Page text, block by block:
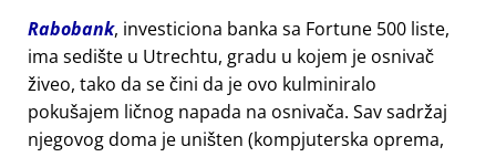
Rabobank, investiciona banka sa Fortune 500 liste,
ima sedište u Utrechtu, gradu u kojem je osnivač
živeo, tako da se čini da je ovo kulminiralo
pokušajem ličnog napada na osnivača. Sav sadržaj
njegovog doma je uništen (kompjuterska oprema,